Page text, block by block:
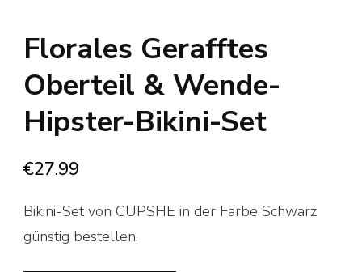
Florales Gerafftes
Oberteil & Wende-
Hipster-Bikini-Set
€27.99
Bikini-Set von CUPSHE in der Farbe Schwarz
günstig bestellen.